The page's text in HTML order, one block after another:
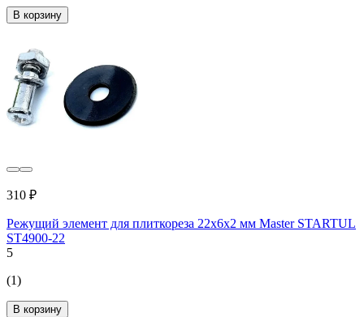
В корзину
310 ₽
Режущий элемент для плиткореза 22x6х2 мм Master STARTUL
ST4900-22
5
(1)
В корзину